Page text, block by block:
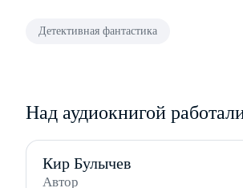
Детективная фантастика
Над аудиокнигой
Кир Булычев
Автор